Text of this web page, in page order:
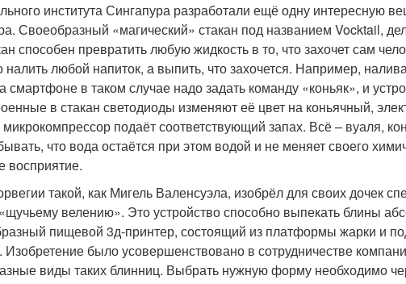
института Сингапура разработали ещё одну интересную
Своеобразный «магический» стакан под названием Vocktail,
способен превратить любую жидкость в то, что захочет сам
налить любой напиток, а выпить, что захочется. Например,
смартфоне в таком случае надо задать команду «коньяк», и
в стакан светодиоды изменяют её цвет на коньячный,
подаёт соответствующий запах. Всё – вуаля,
что вода остаётся при этом водой и не меняет своего
восприятие.
такой, как Мигель Валенсуэла, изобрёл для своих дочек
«щучьему велению». Это устройство способно выпекать блины
пищевой 3д-принтер, состоящий из платформы жарки и
Изобретение было усовершенствовано в сотрудничестве
виды таких блинниц. Выбрать нужную форму необходимо